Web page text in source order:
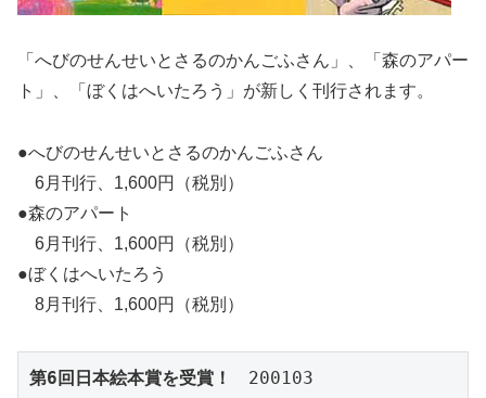
「へびのせんせいとさるのかんごふさん」、「森のアパー
ト」、「ぼくはへいたろう」が新しく刊行されます。
●へびのせんせいとさるのかんごふさん
6月刊行、1,600円（税別）
●森のアパート
6月刊行、1,600円（税別）
●ぼくはへいたろう
8月刊行、1,600円（税別）
第6回日本絵本賞を受賞！ 200103